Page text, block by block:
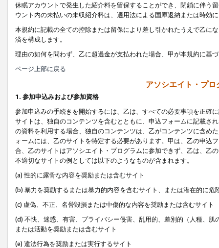
休眠アカウントで発生した紹介料を留保することができ、閉鎖に伴う
ウント内の未払いの未収紹介料は、適用法による国庫返納または時効
本規約に記載の全ての控除または留保により差し引かれたうえで乙に
済を構成します。
理由の如何を問わず、乙に超過金が支払われた場合、甲が本規約に基
ページ上部に戻る
アソシエイト・プ
1. 参加申込みおよび参加資格
参加申込みの手続きを開始するには、乙は、すべての必要事項を正確
サイトは、独自のコンテンツを含むとともに、申込フォームに記載さ
の資料を利用する場合、独自のコンテンツは、乙がコンテンツに含め
ォームには、乙のサイトを特定する必要があります。甲は、乙の申込
合、乙のサイトはアソシエイト・プログラムに参加できず、乙は、乙
不適切なサイトの例としては以下のようなものが含まれます。
(a) 性的に露骨な内容を奨励または含むサイト
(b) 暴力を奨励するまたは暴力的内容を含むサイト、または潜在的に
(c) 虚偽、不正、名誉毀損または中傷的な内容を奨励または含むサイト
(d) 不快、迷惑、有害、プライバシー侵害、乱用的、差別的（人種、
または活動を奨励または含むサイト
(e) 違法行為を奨励または実行するサイト